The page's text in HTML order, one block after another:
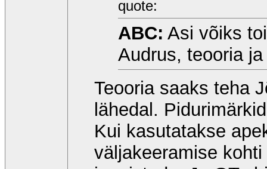
quote:
ABC: Asi võiks
Audrus, teooria
Teooria saaks teha
lähedal.
Kui kasutatakse
väljakeeramise